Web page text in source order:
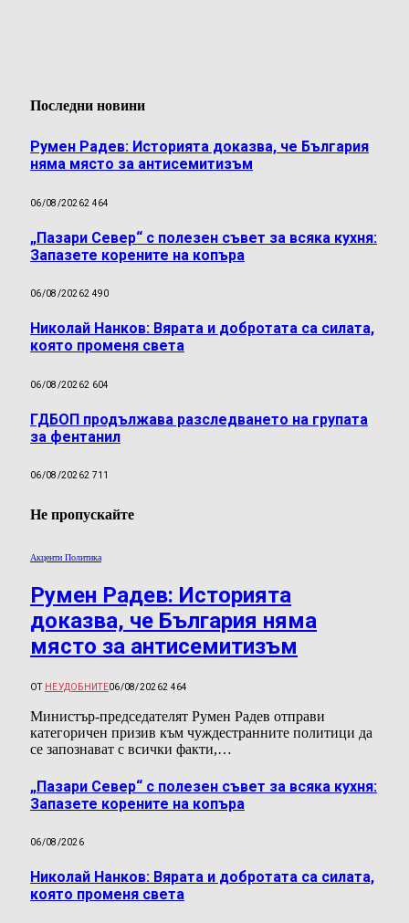
Последни новини
Румен Радев: Историята доказва, че България
няма място за антисемитизъм
06/08/20262 464
„Пазари Север“ с полезен съвет за всяка кухня:
Запазете корените на копъра
06/08/20262 490
Николай Нанков: Вярата и добротата са силата,
която променя света
06/08/20262 604
ГДБОП продължава разследването на групата
за фентанил
06/08/20262 711
Не пропускайте
Акценти Политика
Румен Радев: Историята
доказва, че България няма
място за антисемитизъм
ОТ НЕУДОБНИТЕ06/08/20262 464
Министър-председателят Румен Радев отправи
категоричен призив към чуждестранните политици да
се запознават с всички факти,…
„Пазари Север“ с полезен съвет за всяка кухня:
Запазете корените на копъра
06/08/2026
Николай Нанков: Вярата и добротата са силата,
която променя света